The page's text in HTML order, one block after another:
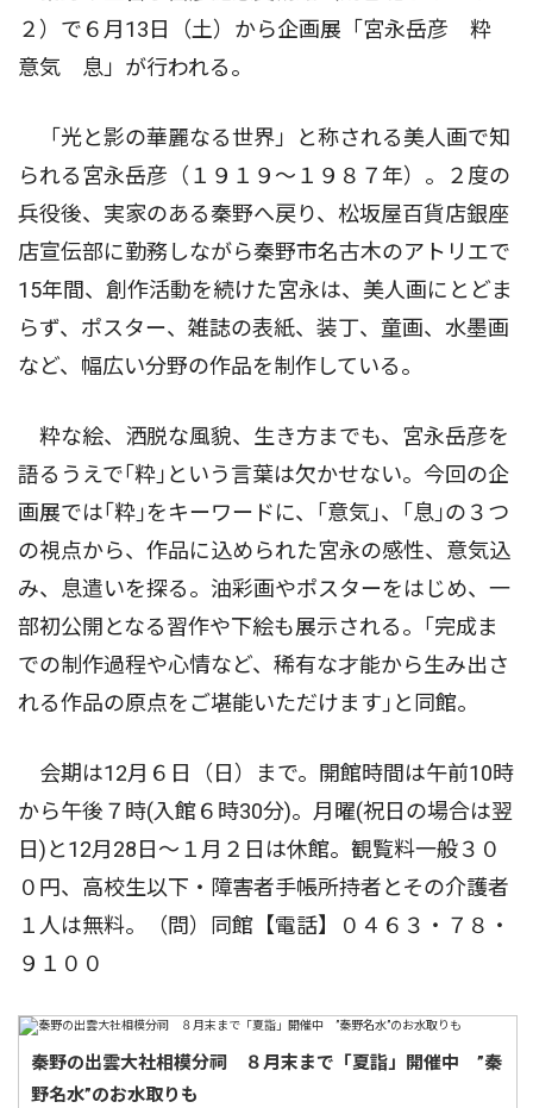
２）で６月13日（土）から企画展「宮永岳彦 粋
意気 息」が行われる。
「光と影の華麗なる世界」と称される美人画で知
られる宮永岳彦（１９１９〜１９８７年）。２度の
兵役後、実家のある秦野へ戻り、松坂屋百貨店銀座
店宣伝部に勤務しながら秦野市名古木のアトリエで
15年間、創作活動を続けた宮永は、美人画にとどま
らず、ポスター、雑誌の表紙、装丁、童画、水墨画
など、幅広い分野の作品を制作している。
粋な絵、洒脱な風貌、生き方までも、宮永岳彦を
語るうえで｢粋｣という言葉は欠かせない。今回の企
画展では｢粋｣をキーワードに、｢意気｣、｢息｣の３つ
の視点から、作品に込められた宮永の感性、意気込
み、息遣いを探る。油彩画やポスターをはじめ、一
部初公開となる習作や下絵も展示される。｢完成ま
での制作過程や心情など、稀有な才能から生み出さ
れる作品の原点をご堪能いただけます｣と同館。
会期は12月６日（日）まで。開館時間は午前10時
から午後７時(入館６時30分)。月曜(祝日の場合は翌
日)と12月28日〜１月２日は休館。観覧料一般３０
０円、高校生以下・障害者手帳所持者とその介護者
１人は無料。（問）同館【電話】０４６３・７８・
９１００
秦野の出雲大社相模分祠 ８月末まで「夏詣」開催中 ”秦
野名水”のお水取りも